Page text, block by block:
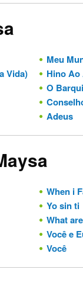
Meu
Vida)
Hino Ao
O
Adeus
When i
Yo sin ti
What
Você e
Você